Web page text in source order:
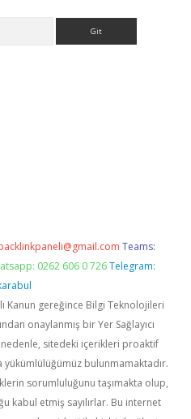
Teams:
0262 606 0 726 Telegram:
Kanun gereğince Bilgi Teknolojileri
onaylanmış bir Yer Sağlayıcı
sitedeki içerikleri proaktif
bulunmamaktadır.
sorumluluğunu taşımakta olup,
kabul etmiş sayılırlar. Bu internet